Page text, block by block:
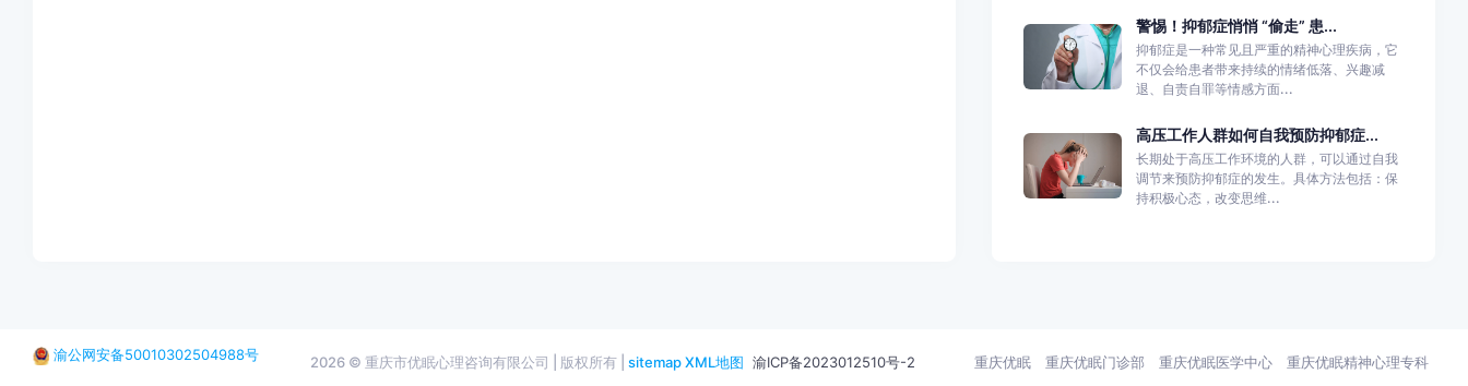
警惕！抑郁症悄悄 “偷走” 患...
抑郁症是一种常见且严重的精神心理疾病，它
不仅会给患者带来持续的情绪低落、兴趣减
退、自责自罪等情感方面...
高压工作人群如何自我预防抑郁症...
长期处于高压工作环境的人群，可以通过自我
调节来预防抑郁症的发生。具体方法包括：保
持积极心态，改变思维...
2026 © 重庆市优眠心理咨询有限公司 | 版权所有 |sitemap XML地图 渝ICP备2023012510号-2
渝公网安备50010302504988号 重庆优眠 重庆优眠门诊部 重庆优眠医学中心 重庆优眠精神心理专科